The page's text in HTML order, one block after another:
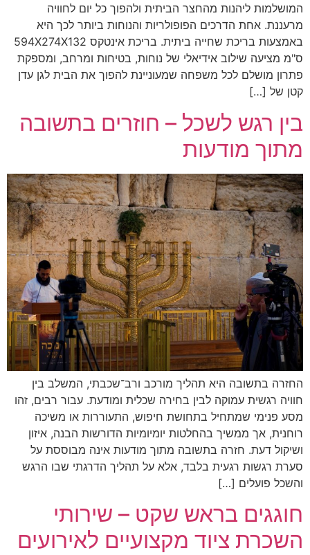
המושלמות ליהנות מהחצר הביתית ולהפוך כל יום לחוויה
מרעננת. אחת הדרכים הפופולריות והנוחות ביותר לכך היא
באמצעות בריכת שחייה ביתית. בריכת אינטקס 594X274X132
ס"מ מציעה שילוב אידיאלי של נוחות, בטיחות ומרחב, ומספקת
פתרון מושלם לכל משפחה שמעוניינת להפוך את הבית לגן עדן
קטן של […]
בין רגש לשכל – חוזרים בתשובה
מתוך מודעות
החזרה בתשובה היא תהליך מורכב ורב־שכבתי, המשלב בין
חוויה רגשית עמוקה לבין בחירה שכלית ומודעת. עבור רבים, זהו
מסע פנימי שמתחיל בתחושת חיפוש, התעוררות או משיכה
רוחנית, אך ממשיך בהחלטות יומיומיות הדורשות הבנה, איזון
ושיקול דעת. חזרה בתשובה מתוך מודעות אינה מבוססת על
סערת רגשות רגעית בלבד, אלא על תהליך הדרגתי שבו הרגש
והשכל פועלים […]
חוגגים בראש שקט – שירותי
השכרת ציוד מקצועיים לאירועים